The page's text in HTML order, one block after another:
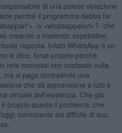
di una palese violazione
perché il programma debba far
-o «whatsappatori»?- che
creando o tradendo aspettative,
risposta. Infatti WhatsApp è un
lo dice, forse proprio perché
rete connessi non costasse nulla.
ma si paga contraendo una
che dà apprensione a tutti e
virtuale dell’esistenza. Che già
proprio questo il problema: che
nonostante sia difficile di suo,